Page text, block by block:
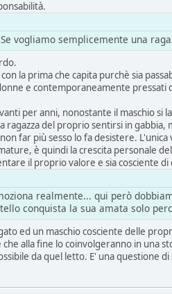
vogliamo semplicemente una
la prima che capita purchè sia
e contemporaneamente pressati
per anni, nonostante il maschio
ragazza del proprio sentirsi in
far più sesso lo fa desistere.
è quindi la crescita personale
il proprio valore e sia cosciente
realmente... qui però
conquista la sua amata solo
ed un maschio cosciente delle
alla fine lo coinvolgeranno in una
da quel letto. E' una questione